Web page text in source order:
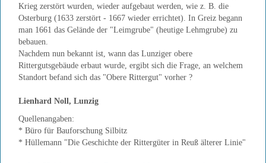
Krieg zerstört wurden, wieder aufgebaut werden, wie z. B. die
Osterburg (1633 zerstört - 1667 wieder errichtet). In Greiz begann
man 1661 das Gelände der "Leimgrube" (heutige Lehmgrube) zu
bebauen.
Nachdem nun bekannt ist, wann das Lunziger obere
Rittergutsgebäude erbaut wurde, ergibt sich die Frage, an welchem
Standort befand sich das "Obere Rittergut" vorher ?
Lienhard Noll, Lunzig
Quellenangaben:
* Büro für Bauforschung Silbitz
* Hüllemann "Die Geschichte der Rittergüter in Reuß älterer Linie"